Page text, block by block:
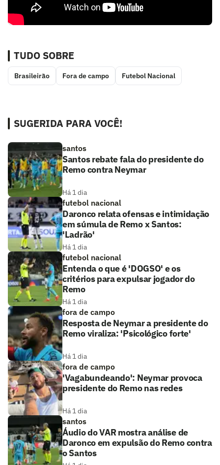
TUDO SOBRE
Brasileirão Fora de campo Futebol Nacional
SUGERIDA PARA VOCÊ!
santos
Santos rebate fala do presidente do
Remo contra Neymar
Há 1 dia
futebol nacional
Daronco relata ofensas e intimidação
em súmula de Remo x Santos:
'Ladrão'
Há 1 dia
futebol nacional
Entenda o que é 'DOGSO' e os
critérios para expulsar jogador do
Remo
Há 1 dia
fora de campo
Resposta de Neymar a presidente do
Remo viraliza: 'Psicológico forte'
Há 1 dia
fora de campo
'Vagabundeando': Neymar provoca
presidente do Remo nas redes
Há 1 dia
santos
Áudio do VAR mostra análise de
Daronco em expulsão do Remo contra
o Santos